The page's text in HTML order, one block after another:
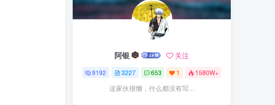
阿银 关注
9192 3227 653 1 1580W+
这家伙很懒，什么都没有写...